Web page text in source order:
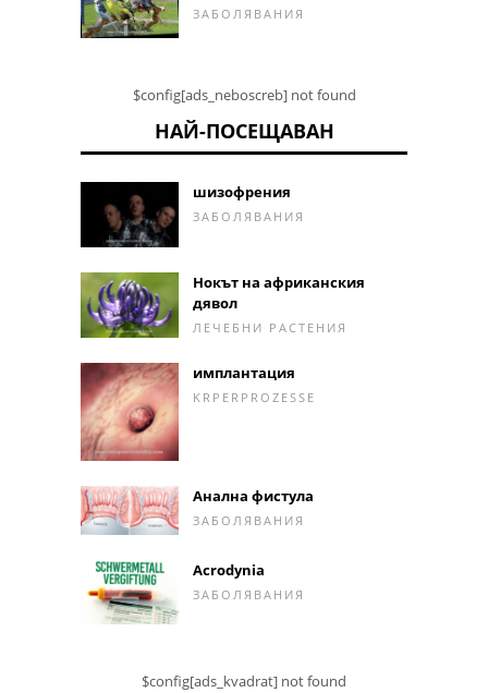
ЗАБОЛЯВАНИЯ
$config[ads_neboscreb] not found
НАЙ-ПОСЕЩАВАН
шизофрения
ЗАБОЛЯВАНИЯ
Нокът на африканския
дявол
ЛЕЧЕБНИ РАСТЕНИЯ
имплантация
KRPERPROZESSE
Анална фистула
ЗАБОЛЯВАНИЯ
Acrodynia
ЗАБОЛЯВАНИЯ
$config[ads_kvadrat] not found